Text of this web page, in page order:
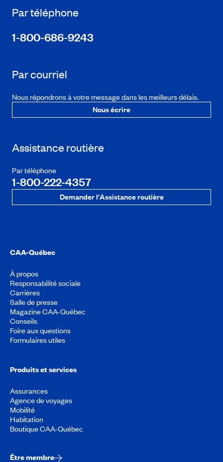
Par téléphone
1-800-686-9243
Par courriel
Nous répondrons à votre message dans les meilleurs délais.
Nous écrire
Assistance routière
Par téléphone
1-800-222-4357
Demander l'Assistance routière
CAA-Québec
À propos
Responsabilité sociale
Carrières
Salle de presse
Magazine CAA-Québec
Conseils
Foire aux questions
Formulaires utiles
Produits et services
Assurances
Agence de voyages
Mobilité
Habitation
Boutique CAA-Québec
Être membre